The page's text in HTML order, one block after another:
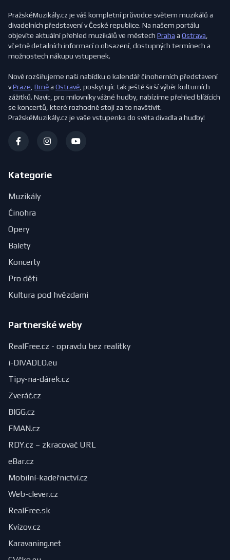
PražskéMuzikály.cz je váš kompletní průvodce světem muzikálů a
divadelních představení v České republice. Na našem portálu
objevíte aktuální přehled muzikálů ve městech Praha a Ostrava
včetně detailních informací o obsazení, dostupných termínech a
možnostech nákupu vstupenek.
Nově rozšiřujeme naši nabídku o kalendář činoherních představení
vPraze Brněa Ostravě , poskytujíc tak ještě širší výběr kulturních
zážitků. Navíc, pro milovníky vážné hudby, nabízíme přehled blížících
se koncertů, které rozhodně stojí za to navštívit.
PražskéMuzikály.cz je vaše vstupenka do světa divadla a hudby!
Kategorie
Muzikály
Činohra
Opery
Balety
Koncerty
Pro děti
Kultura pod hvězdami
Partnerské weby
RealFree.cz - opravdu bez realitky
i-DIVADLO.eu
Tipy-na-dárek.cz
Zveráč.cz
BIGG.cz
FMAN.cz
RDY.cz – zkracovač URL
eBar.cz
Mobilní-kadeřnictví.cz
Web-clever.cz
RealFree.sk
Kvízov.cz
Karavaning.net